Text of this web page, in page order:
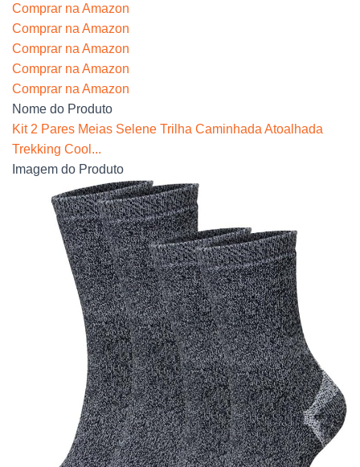
Comprar na Amazon
Comprar na Amazon
Comprar na Amazon
Comprar na Amazon
Comprar na Amazon
Nome do Produto
Kit 2 Pares Meias Selene Trilha Caminhada Atoalhada
Trekking Cool...
Imagem do Produto